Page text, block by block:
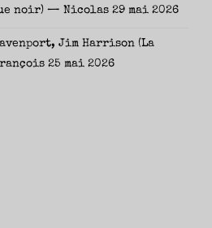
noir) — Nicolas 29 mai 2026
Jim Harrison (La
25 mai 2026